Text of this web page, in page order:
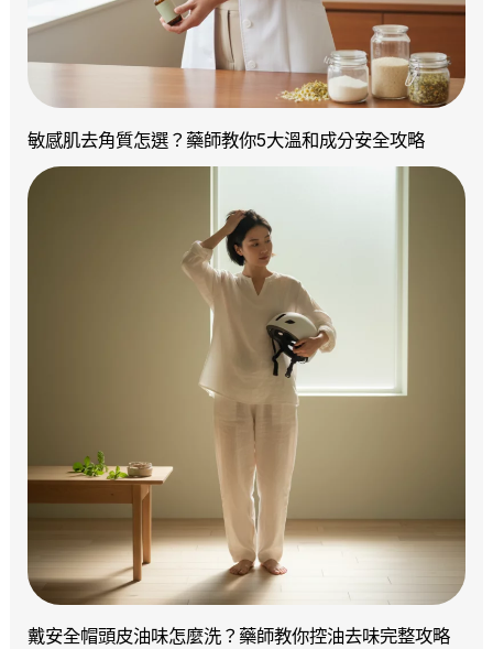
敏感肌去角質怎選？藥師教你5大溫和成分安全攻略
戴安全帽頭皮油味怎麼洗？藥師教你控油去味完整攻略